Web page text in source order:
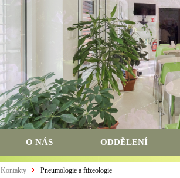
O NÁS ODDĚLENÍ
Kontakty Pneumologie a ftizeologie